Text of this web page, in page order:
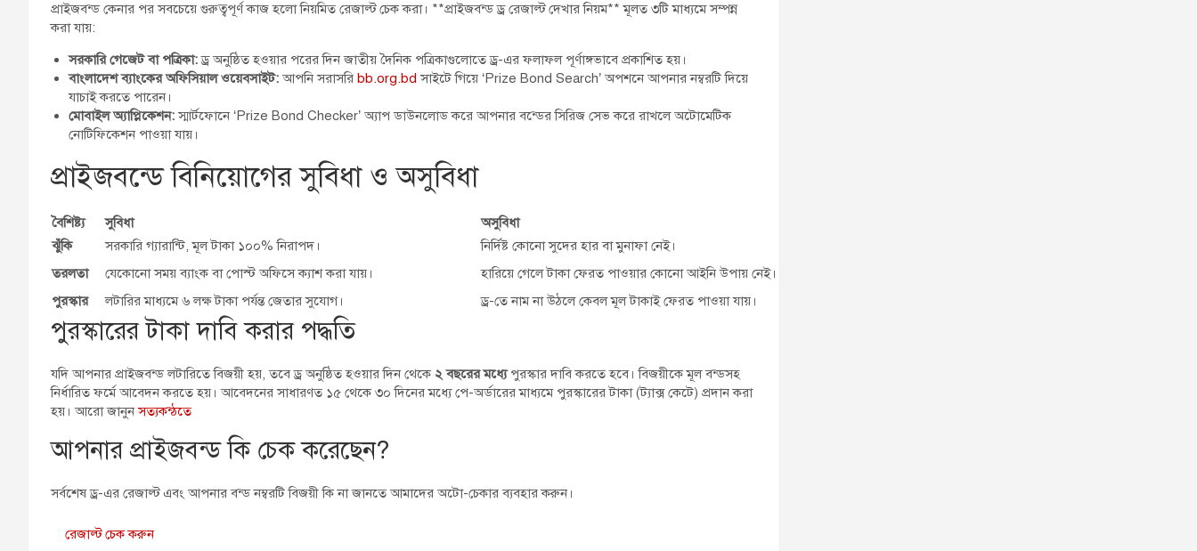
প্রাইজবন্ড কেনার পর সবচেয়ে গুরুত্বপূর্ণ কাজ হলো নিয়মিত রেজাল্ট চেক করা। **প্রাইজবন্ড ড্র রেজাল্ট দেখার নিয়ম** মূলত ৩টি মাধ্যমে সম্পন্ন
করা যায়:
সরকারি গেজেট বা পত্রিকা:ড্র অনুষ্ঠিত হওয়ার পরের দিন জাতীয় দৈনিক পত্রিকাগুলোতে ড্র-এর ফলাফল পূর্ণাঙ্গভাবে প্রকাশিত হয়।
বাংলাদেশ ব্যাংকের অফিসিয়াল ওয়েবসাইট:আপনি সরাসরি bb.org.bd সাইটে গিয়ে ‘Prize Bond Search’ অপশনে আপনার নম্বরটি দিয়ে
যাচাই করতে পারেন।
মোবাইল অ্যাপ্লিকেশন:স্মার্টফোনে ‘Prize Bond Checker’ অ্যাপ ডাউনলোড করে আপনার বন্ডের সিরিজ সেভ করে রাখলে অটোমেটিক
নোটিফিকেশন পাওয়া যায়।
প্রাইজবন্ডে বিনিয়োগের সুবিধা ও অসুবিধা
বৈশিষ্ট্য সুবিধা
অসুবিধা
ঝুঁকি
সরকারি গ্যারান্টি, মূল টাকা ১০০% নিরাপদ।
নির্দিষ্ট কোনো সুদের হার বা মুনাফা নেই।
তরলতা
যেকোনো সময় ব্যাংক বা পোস্ট অফিসে ক্যাশ করা যায়।
হারিয়ে গেলে টাকা ফেরত পাওয়ার কোনো আইনি উপায় নেই।
পুরস্কার
লটারির মাধ্যমে ৬ লক্ষ টাকা পর্যন্ত জেতার সুযোগ। ড্র-তে নাম না উঠলে কেবল মূল টাকাই ফেরত পাওয়া যায়।
পুরস্কারের টাকা দাবি করার পদ্ধতি
যদি আপনার প্রাইজবন্ড লটারিতে বিজয়ী হয়, তবে ড্র অনুষ্ঠিত হওয়ার দিন থেকে ২ বছরের মধ্যেপুরস্কার দাবি করতে হবে। বিজয়ীকে মূল বন্ডসহ
নির্ধারিত ফর্মে আবেদন করতে হয়। আবেদনের সাধারণত ১৫ থেকে ৩০ দিনের মধ্যে পে-অর্ডারের মাধ্যমে পুরস্কারের টাকা (ট্যাক্স কেটে) প্রদান করা
হয়। আরো জানুনসত্যকন্ঠতে
আপনার প্রাইজবন্ড কি চেক করেছেন?
সর্বশেষ ড্র-এর রেজাল্ট এবং আপনার বন্ড নম্বরটি বিজয়ী কি না জানতে আমাদের অটো-চেকার ব্যবহার করুন।
রেজাল্ট চেক করুন